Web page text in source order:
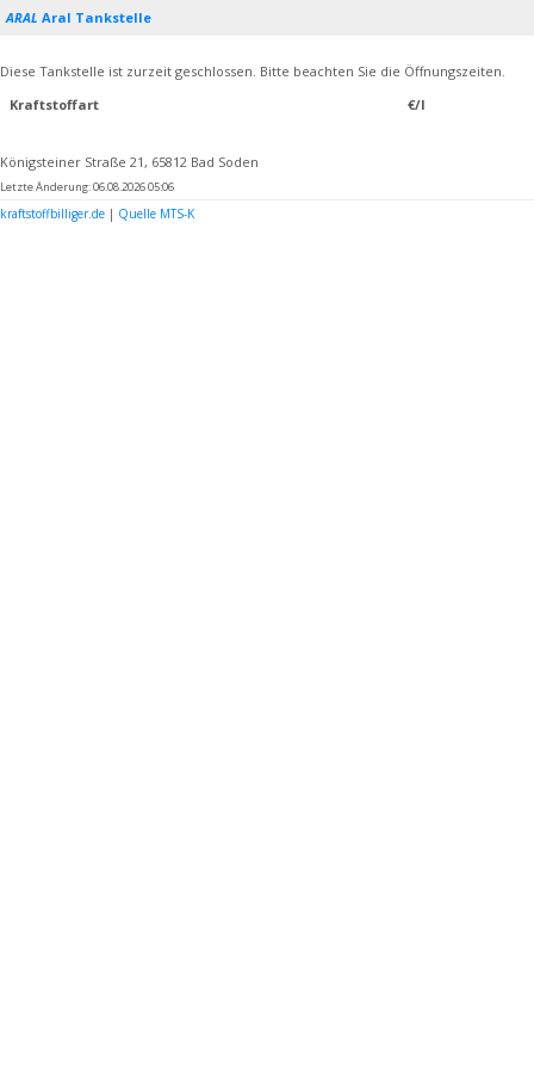
ARAL Aral Tankstelle
Diese Tankstelle ist zurzeit geschlossen. Bitte beachten Sie die Öffnungszeiten.
Kraftstoffart
€/l
Königsteiner Straße 21, 65812 Bad Soden
Letzte Änderung: 06.08.2026 05:06
kraftstoffbilliger.de | Quelle MTS-K